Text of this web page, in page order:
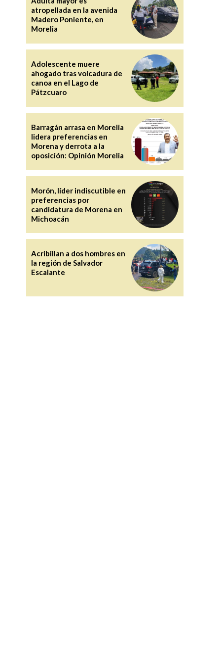
atropellada en la avenida
Madero Poniente, en
Morelia
Adolescente muere
ahogado tras volcadura de
canoa en el Lago de
Pátzcuaro
Barragán arrasa en Morelia
lidera preferencias en
Morena y derrota a la
oposición: Opinión Morelia
Morón, líder indiscutible en
preferencias por
candidatura de Morena en
Michoacán
Acribillan a dos hombres en
la región de Salvador
Escalante